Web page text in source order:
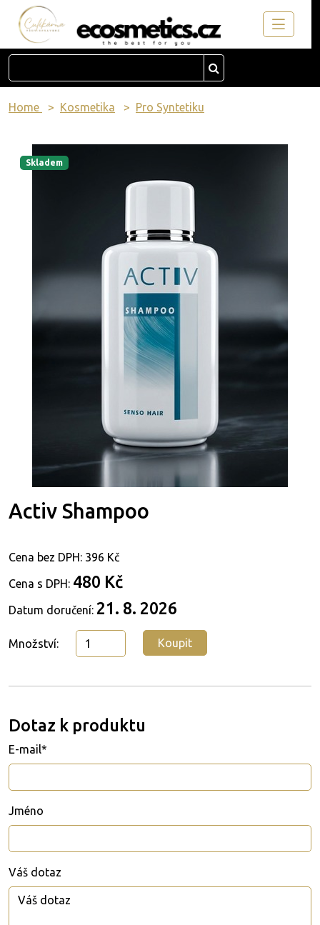
Home Kosmetika Pro Syntetiku
Skladem
Activ Shampoo
Cena bez DPH: 396 Kč
Cena s DPH: 480 Kč
Datum doručení: 21. 8. 2026
Množství: Koupit
Dotaz k produktu
E-mail*
Jméno
Váš dotaz